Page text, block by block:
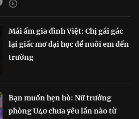
Mái ấm gia đình Việt: Chị gái gác
lại giấc mơ đại học để nuôi em đến
trường
Bạn muốn hẹn hò: Nữ trưởng
phòng U40 chưa yêu lần nào từ